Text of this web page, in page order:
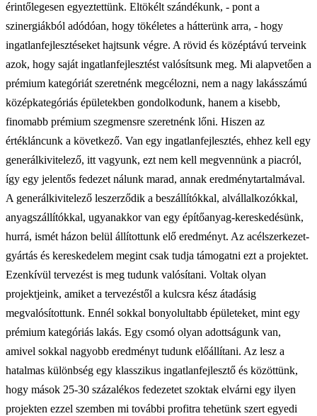
érintőlegesen egyeztettünk. Eltökélt szándékunk, - pont a
szinergiákból adódóan, hogy tökéletes a hátterünk arra, - hogy
ingatlanfejlesztéseket hajtsunk végre. A rövid és középtávú terveink
azok, hogy saját ingatlanfejlesztést valósítsunk meg. Mi alapvetően a
prémium kategóriát szeretnénk megcélozni, nem a nagy lakásszámú
középkategóriás épületekben gondolkodunk, hanem a kisebb,
finomabb prémium szegmensre szeretnénk lőni. Hiszen az
értékláncunk a következő. Van egy ingatlanfejlesztés, ehhez kell egy
generálkivitelező, itt vagyunk, ezt nem kell megvennünk a piacról,
így egy jelentős fedezet nálunk marad, annak eredménytartalmával.
A generálkivitelező leszerződik a beszállítókkal, alvállalkozókkal,
anyagszállítókkal, ugyanakkor van egy építőanyag-kereskedésünk,
hurrá, ismét házon belül állítottunk elő eredményt. Az acélszerkezet-
gyártás és kereskedelem megint csak tudja támogatni ezt a projektet.
Ezenkívül tervezést is meg tudunk valósítani. Voltak olyan
projektjeink, amiket a tervezéstől a kulcsra kész átadásig
megvalósítottunk. Ennél sokkal bonyolultabb épületeket, mint egy
prémium kategóriás lakás. Egy csomó olyan adottságunk van,
amivel sokkal nagyobb eredményt tudunk előállítani. Az lesz a
hatalmas különbség egy klasszikus ingatlanfejlesztő és közöttünk,
hogy mások 25-30 százalékos fedezetet szoktak elvárni egy ilyen
projekten ezzel szemben mi további profitra tehetünk szert egyedi